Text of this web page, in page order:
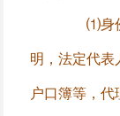
⑴身份证
明，法定代表
户口簿等，